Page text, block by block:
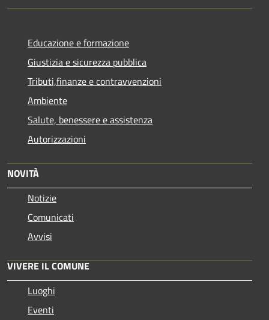
Educazione e formazione
Giustizia e sicurezza pubblica
Tributi,finanze e contravvenzioni
Ambiente
Salute, benessere e assistenza
Autorizzazioni
NOVITÀ
Notizie
Comunicati
Avvisi
VIVERE IL COMUNE
Luoghi
Eventi